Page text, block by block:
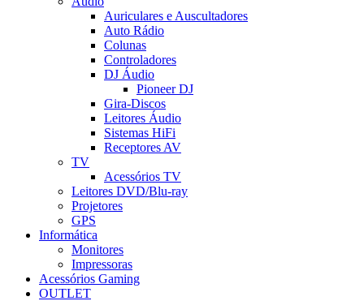
Auriculares e Auscultadores
Auto Rádio
Colunas
Controladores
DJ Áudio
Pioneer DJ
Gira-Discos
Leitores Áudio
Sistemas HiFi
Receptores AV
TV
Acessórios TV
Leitores DVD/Blu-ray
Projetores
GPS
Informática
Monitores
Impressoras
Acessórios Gaming
OUTLET